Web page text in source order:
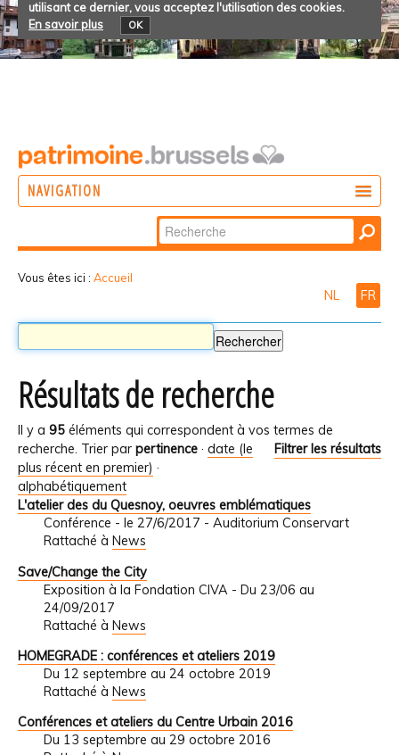
utilisant ce dernier, vous acceptez l'utilisation des cookies.
En savoir plus
OK
NAVIGATION
Chercher par
Recherche
Vous êtes ici : Accueil
NL FR
Résultats de recherche
Il y a 95 éléments qui correspondent à vos termes de
recherche.
Filtrer les résultats
Trier par pertinence · date (le
plus récent en premier) ·
alphabétiquement
L'atelier des du Quesnoy, oeuvres emblématiques
Conférence - le 27/6/2017 - Auditorium Conservart
Rattaché à News
Save/Change the City
Exposition à la Fondation CIVA - Du 23/06 au
24/09/2017
Rattaché à News
HOMEGRADE : conférences et ateliers 2019
Du 12 septembre au 24 octobre 2019
Rattaché à News
Conférences et ateliers du Centre Urbain 2016
Du 13 septembre au 29 octobre 2016